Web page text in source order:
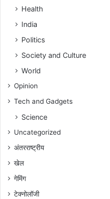
Health
India
Politics
Society and Culture
World
Opinion
Tech and Gadgets
Science
Uncategorized
अंतरराष्ट्रीय
खेल
गेमिंग
टेक्नोलॉजी